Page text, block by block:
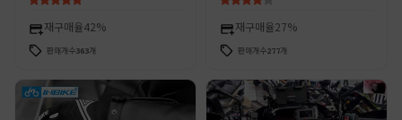
재구매율42%
판매개수363개
재구매율27%
판매개수277개